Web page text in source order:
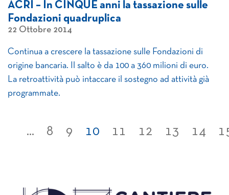
ACRI – In CINQUE anni la tassazione sulle
Fondazioni quadruplica
22 Ottobre 2014
Continua a crescere la tassazione sulle Fondazioni di
origine bancaria. Il salto è da 100 a 360 milioni di euro.
La retroattività può intaccare il sostegno ad attività già
programmate.
... 8 9 10 11 12 13 14